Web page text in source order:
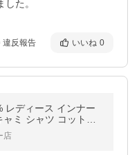
違反報告 いいね 0
レディース インナー
ミ シャツ コットン
ュ シンプル 女性 婦
店